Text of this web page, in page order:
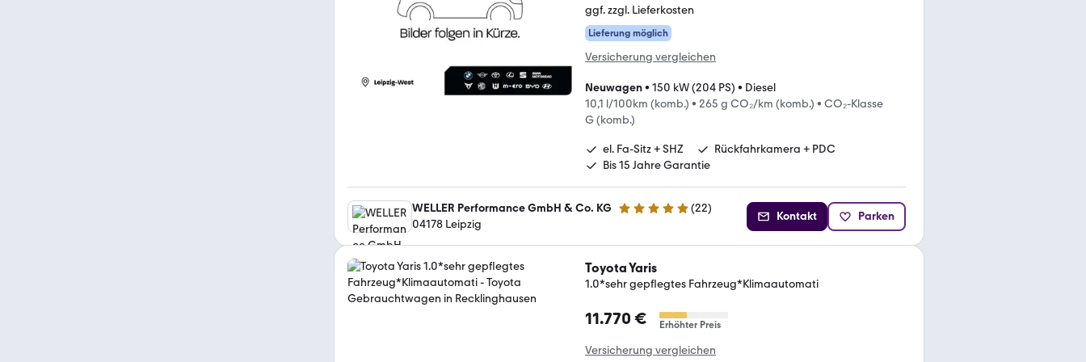
ggf. zzgl. Lieferkosten
Lieferung möglich
Versicherung vergleichen
Neuwagen• 150 kW (204 PS) • Diesel
10,1 l/100km (komb.) • 265 g CO₂/km (komb.) • CO₂-Klasse
G (komb.)
el. Fa-Sitz + SHZ
Rückfahrkamera + PDC
Bis 15 Jahre Garantie
WELLER Performance GmbH & Co. KG 5 Sterne (22)
04178 Leipzig
Kontakt Parken
Toyota Yaris
1.0*sehr gepflegtes Fahrzeug*Klimaautomati
11.770 € Erhöhter Preis
Versicherung vergleichen